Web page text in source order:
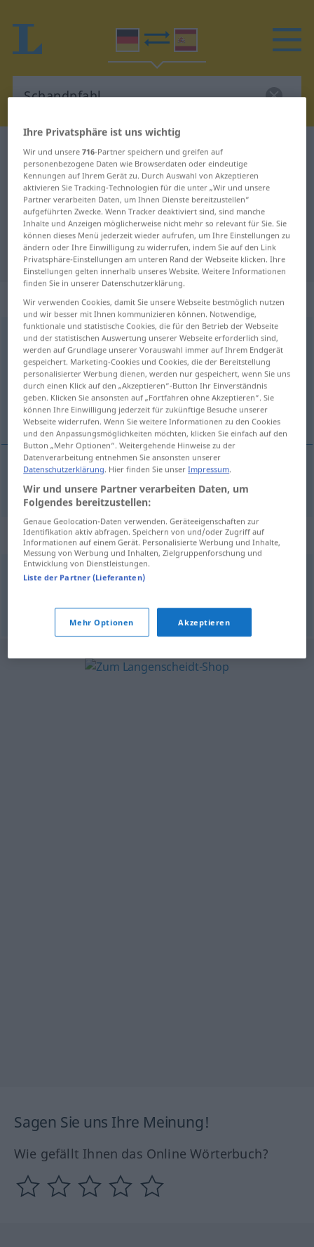
Deutsch-Spanisch Wörterbuch Schandpfahl
Deutsch-Spanisch Übersetzung für
"Schandpfahl"
"Schandpfahl" Spanisch
Übersetzung
„Schandpfahl“: Maskulinum
Schandpfahlm HIST
Übersicht aller Übersetzungen
(Für mehr Details die Übersetzung anklicken/antippen)
picota
picota f Schandpfahl
Synonyme für "Schandpfahl"
Pranger
© OpenThesaurus.de
Sagen Sie uns Ihre Meinung!
Wie gefällt Ihnen das Online Wörterbuch?
Ihre Privatsphäre ist uns wichtig
Wir und unsere716-Partner speichern und greifen auf
personenbezogene Daten wie Browserdaten oder eindeutige
Kennungen auf Ihrem Gerät zu. Durch Auswahl von Akzeptieren
aktivieren Sie Tracking-Technologien für die unter „Wir und unsere
Partner verarbeiten Daten, um Ihnen Dienste bereitzustellen“
aufgeführten Zwecke. Wenn Tracker deaktiviert sind, sind manche
Inhalte und Anzeigen möglicherweise nicht mehr so relevant für Sie. Sie
können dieses Menü jederzeit wieder aufrufen, um Ihre Einstellungen zu
ändern oder Ihre Einwilligung zu widerrufen, indem Sie auf den Link
Privatsphäre-Einstellungen am unteren Rand der Webseite klicken. Ihre
Einstellungen gelten innerhalb unseres Website. Weitere Informationen
finden Sie in unserer Datenschutzerklärung.
Wir verwenden Cookies, damit Sie unsere Webseite bestmöglich nutzen
und wir besser mit Ihnen kommunizieren können. Notwendige,
funktionale und statistische Cookies, die für den Betrieb der Webseite
und der statistischen Auswertung unserer Webseite erforderlich sind,
werden auf Grundlage unserer Vorauswahl immer auf Ihrem Endgerät
gespeichert. Marketing-Cookies und Cookies, die der Bereitstellung
personalisierter Werbung dienen, werden nur gespeichert, wenn Sie uns
durch einen Klick auf den „Akzeptieren“-Button Ihr Einverständnis
geben. Klicken Sie ansonsten auf „Fortfahren ohne Akzeptieren“. Sie
können Ihre Einwilligung jederzeit für zukünftige Besuche unserer
Webseite widerrufen. Wenn Sie weitere Informationen zu den Cookies
und den Anpassungsmöglichkeiten möchten, klicken Sie einfach auf den
Button „Mehr Optionen“. Weitergehende Hinweise zu der
Datenverarbeitung entnehmen Sie ansonsten unserer
Datenschutzerklärung. Hier finden Sie unserImpressum.
Wir und unsere Partner verarbeiten Daten, um
Folgendes bereitzustellen:
Genaue Geolocation-Daten verwenden. Geräteeigenschaften zur
Identifikation aktiv abfragen. Speichern von und/oder Zugriff auf
Informationen auf einem Gerät. Personalisierte Werbung und Inhalte,
Messung von Werbung und Inhalten, Zielgruppenforschung und
Entwicklung von Dienstleistungen.
Liste der Partner (Lieferanten)
Mehr Optionen Akzeptieren